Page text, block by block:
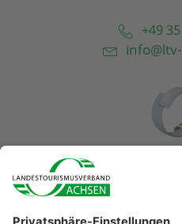
+49